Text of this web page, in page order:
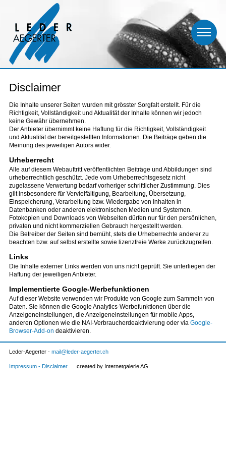
Disclaimer
Die Inhalte unserer Seiten wurden mit grösster Sorgfalt erstellt. Für die
Richtigkeit, Vollständigkeit und Aktualität der Inhalte können wir jedoch
keine Gewähr übernehmen.
Der Anbieter übernimmt keine Haftung für die Richtigkeit, Vollständigkeit
und Aktualität der bereitgestellten Informationen. Die Beiträge geben die
Meinung des jeweiligen Autors wider.
Urheberrecht
Alle auf diesem Webauftritt veröffentlichten Beiträge und Abbildungen sind
urheberrechtlich geschützt. Jede vom Urheberrechtsgesetz nicht
zugelassene Verwertung bedarf vorheriger schriftlicher Zustimmung. Dies
gilt insbesondere für Vervielfältigung, Bearbeitung, Übersetzung,
Einspeicherung, Verarbeitung bzw. Wiedergabe von Inhalten in
Datenbanken oder anderen elektronischen Medien und Systemen.
Fotokopien und Downloads von Webseiten dürfen nur für den persönlichen,
privaten und nicht kommerziellen Gebrauch hergestellt werden.
Die Betreiber der Seiten sind bemüht, stets die Urheberrechte anderer zu
beachten bzw. auf selbst erstellte sowie lizenzfreie Werke zurückzugreifen.
Links
Die Inhalte externer Links werden von uns nicht geprüft. Sie unterliegen der
Haftung der jeweiligen Anbieter.
Implementierte Google-Werbefunktionen
Auf dieser Website verwenden wir Produkte von Google zum Sammeln von
Daten. Sie können die Google Analytics-Werbefunktionen über die
Anzeigeneinstellungen, die Anzeigeneinstellungen für mobile Apps,
anderen Optionen wie die NAI-Verbraucherdeaktivierung oder via Google-
Browser-Add-on deaktivieren.
Leder-Aegerter - mail leder-aegerter.ch
Impressum Disclaimer created by Internetgalerie AG